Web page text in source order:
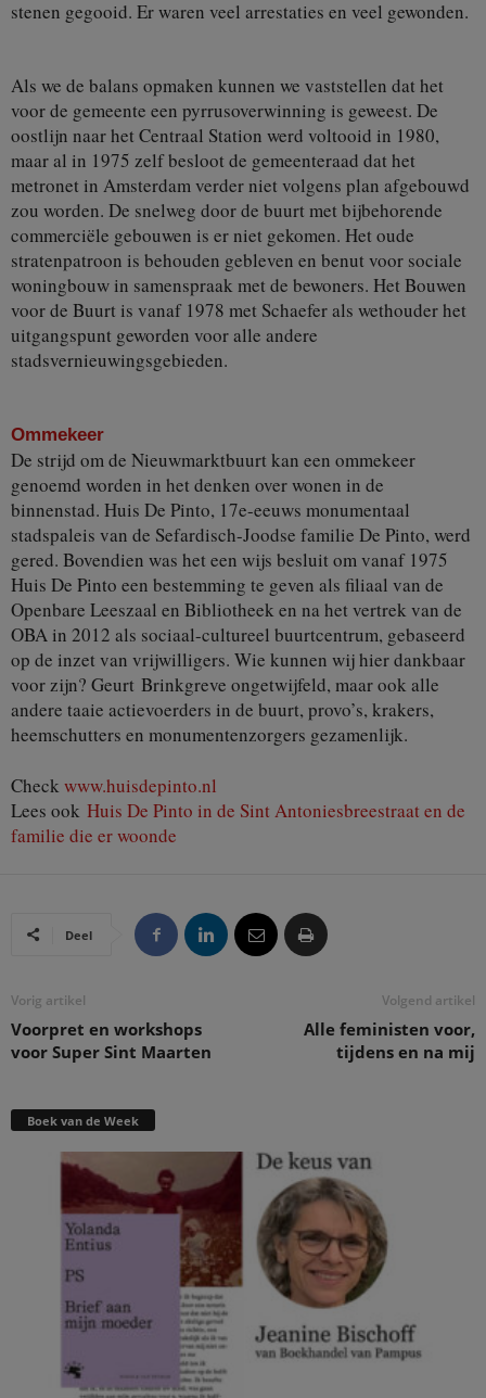
stenen gegooid. Er waren veel arrestaties en veel gewonden.
Als we de balans opmaken kunnen we vaststellen dat het
voor de gemeente een pyrrusoverwinning is geweest. De
oostlijn naar het Centraal Station werd voltooid in 1980,
maar al in 1975 zelf besloot de gemeenteraad dat het
metronet in Amsterdam verder niet volgens plan afgebouwd
zou worden. De snelweg door de buurt met bijbehorende
commerciële gebouwen is er niet gekomen. Het oude
stratenpatroon is behouden gebleven en benut voor sociale
woningbouw in samenspraak met de bewoners. Het Bouwen
voor de Buurt is vanaf 1978 met Schaefer als wethouder het
uitgangspunt geworden voor alle andere
stadsvernieuwingsgebieden.
Ommekeer
De strijd om de Nieuwmarktbuurt kan een ommekeer
genoemd worden in het denken over wonen in de
binnenstad. Huis De Pinto, 17e-eeuws monumentaal
stadspaleis van de Sefardisch-Joodse familie De Pinto, werd
gered. Bovendien was het een wijs besluit om vanaf 1975
Huis De Pinto een bestemming te geven als filiaal van de
Openbare Leeszaal en Bibliotheek en na het vertrek van de
OBA in 2012 als sociaal-cultureel buurtcentrum, gebaseerd
op de inzet van vrijwilligers. Wie kunnen wij hier dankbaar
voor zijn? Geurt Brinkgreve ongetwijfeld, maar ook alle
andere taaie actievoerders in de buurt, provo’s, krakers,
heemschutters en monumentenzorgers gezamenlijk.
Check www.huisdepinto.nl
Lees ook Huis De Pinto in de Sint Antoniesbreestraat en de
familie die er woonde
Deel
Vorig artikel
Voorpret en workshops
voor Super Sint Maarten
Volgend artikel
Alle feministen voor,
tijdens en na mij
Boek van de Week